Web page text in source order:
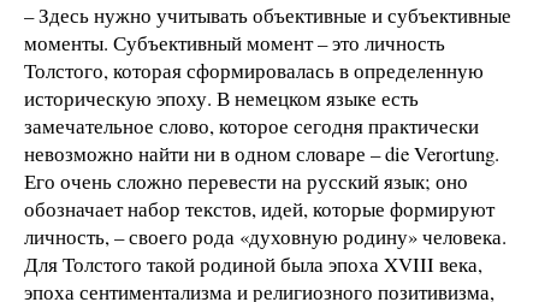
– Здесь нужно учитывать объективные и субъективные
моменты. Субъективный момент – это личность
Толстого, которая сформировалась в определенную
историческую эпоху. В немецком языке есть
замечательное слово, которое сегодня практически
невозможно найти ни в одном словаре – die Verortung.
Его очень сложно перевести на русский язык; оно
обозначает набор текстов, идей, которые формируют
личность, – своего рода «духовную родину» человека.
Для Толстого такой родиной была эпоха XVIII века,
эпоха сентиментализма и религиозного позитивизма,